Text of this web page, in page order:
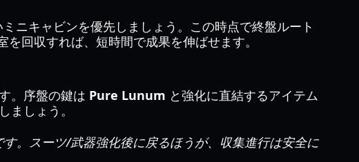
ニキャビンを優先しましょう。この時点で終盤ルート
回収すれば、短時間で成果を伸ばせます。
。序盤の鍵は Pure Lunum と強化に直結するアイテム
しょう。
。スーツ/武器強化後に戻るほうが、収集進行は安全に